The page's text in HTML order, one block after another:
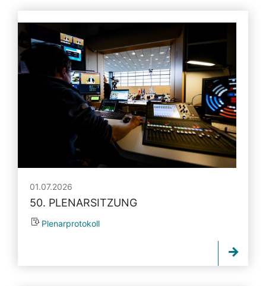
01.07.2026
50. PLENARSITZUNG
Plenarprotokoll